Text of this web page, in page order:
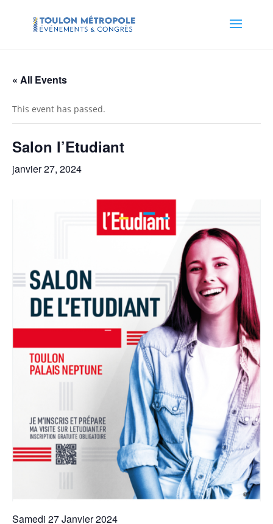
« All Events
This event has passed.
Salon l’Etudiant
janvier 27, 2024
Samedi 27 Janvier 2024